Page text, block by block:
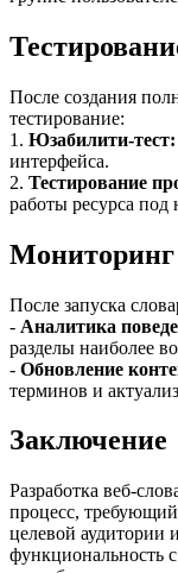
После создания
тестирование:
1. Юзабилити-тест:
интерфейса.
2. Тестирование
работы ресурса под
Мониторинг
После запуска
- Аналитика
разделы наиболее
- Обновление
терминов и
Заключение
Разработка веб-
процесс,
целевой аудитории
функциональность